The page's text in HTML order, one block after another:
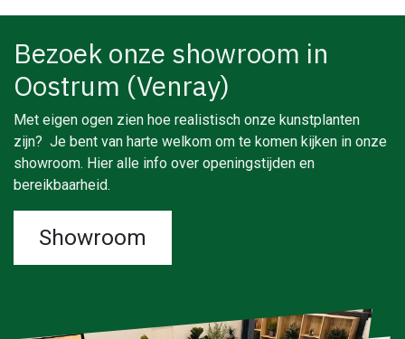
Bezoek onze showroom in
Oostrum (Venray)
Met eigen ogen zien hoe realistisch onze kunstplanten
zijn? Je bent van harte welkom om te komen kijken in onze
showroom. Hier alle info over openingstijden en
bereikbaarheid.
Showroom